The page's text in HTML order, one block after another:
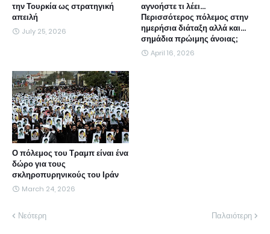
την Τουρκία ως στρατηγική
απειλή
July 25, 2026
αγνοήστε τι λέει...
Περισσότερος πόλεμος στην
ημερήσια διάταξη αλλά και...
σημάδια πρώιμης άνοιας;
April 16, 2026
Ο πόλεμος του Τραμπ είναι ένα
δώρο για τους
σκληροπυρηνικούς του Ιράν
March 24, 2026
Νεότερη Παλαιότερη